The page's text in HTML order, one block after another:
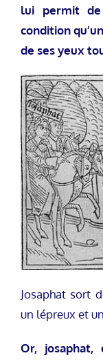
lui permit
condition
de ses yeux
Josaphat sort
un lépreux et
Or, josaphat,